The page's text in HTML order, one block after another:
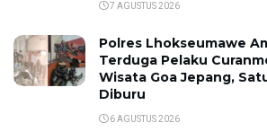
7 AGUSTUS 2026
Polres Lhokseumawe
Terduga Pelaku
Wisata Goa Jepang,
Diburu
6 AGUSTUS 2026